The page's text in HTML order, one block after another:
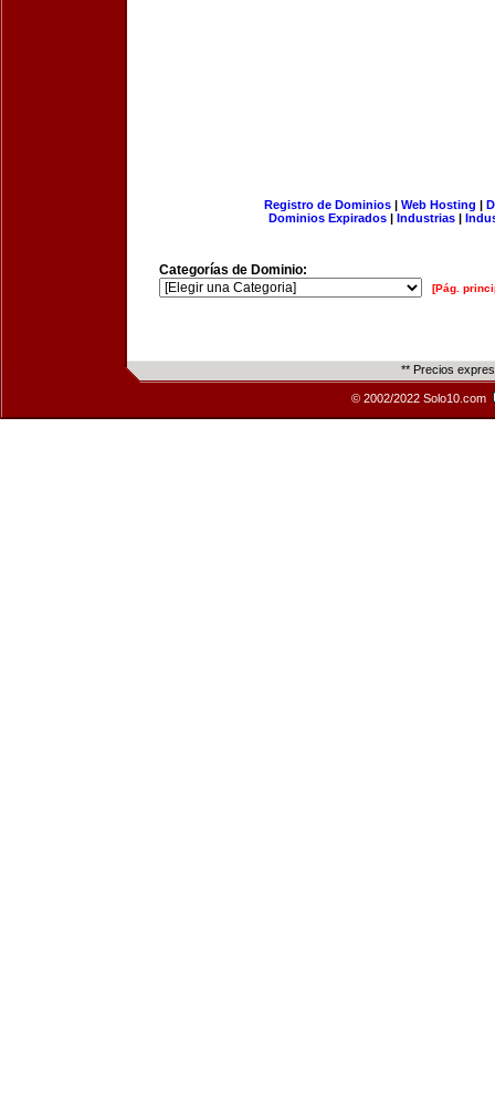
Registro de Dominios| Web Hosting |
Dominios Expirados | Industrias |
Categorías de Dominio:
[Pág.
** Precios
© 2002/2022 Solo10.com